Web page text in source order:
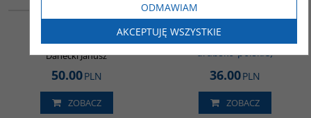
arabskiego. Tom II
Danecki Janusz
50.00PLN
ZOBACZ
Przygody Sindbada
Żeglarza (wydanie
arabsko-polskie)
36.00PLN
ZOBACZ
ODMAWIAM
AKCEPTUJĘ WSZYSTKIE